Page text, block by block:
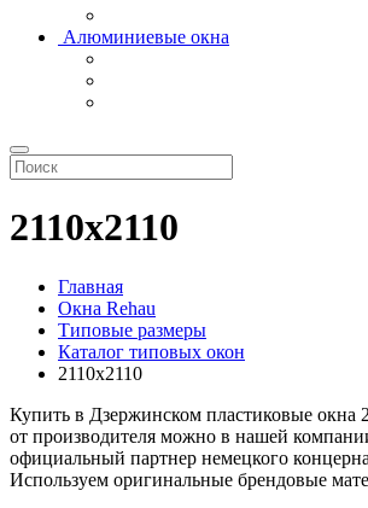
Алюминиевые окна
2110х2110
Главная
Окна Rehau
Типовые размеры
Каталог типовых окон
2110х2110
Купить в Дзержинском пластиковые окна
от производителя можно в нашей
официальный партнер немецкого
Используем оригинальные брендовые